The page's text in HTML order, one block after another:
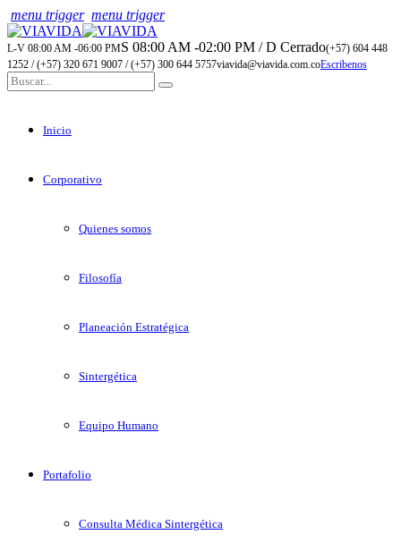
menu trigger menu trigger
L-V 08:00 AM -06:00 PMS 08:00 AM -02:00 PM / D Cerrado(+57) 604 448
1252 / (+57) 320 671 9007 / (+57) 300 644 5757viavida@viavida.com.coEscribenos
Inicio
Corporativo
Quienes somos
Filosofía
Planeación Estratégica
Sintergética
Equipo Humano
Portafolio
Consulta Médica Sintergética